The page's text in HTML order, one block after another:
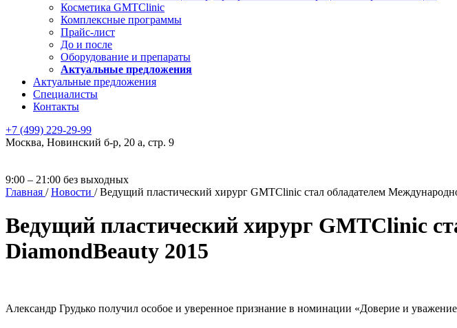
Косметика GMTClinic
Комплексные программы
Прайс-лист
До и после
Оборудование и препараты
Актуальные предложения
Актуальные предложения
Специалисты
Контакты
+7 (499) 229-29-99
Москва, Новинский б-р, 20 а, стр. 9
9:00 – 21:00 без выходных
Главная /Новости /Ведущий пластический хирург GMTClinic стал обладателем
Ведущий пластический хирург GMTClinic
DiamondBeauty 2015
Александр Грудько получил особое и уверенное признание в номинации «Доверие и